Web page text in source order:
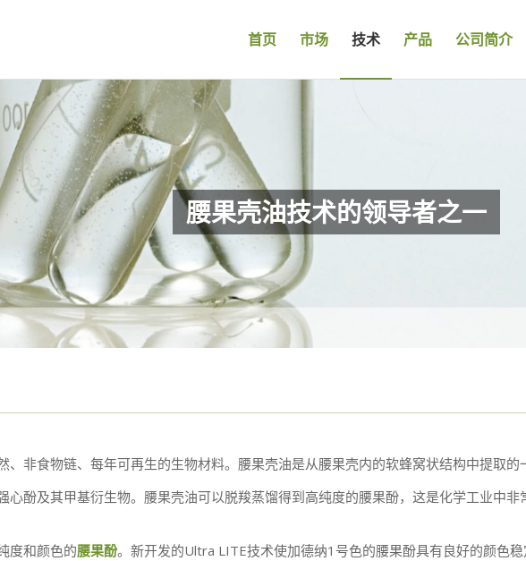
首页 市场 技术 产品 公司简介
腰果壳油技术的领导者之一
非食物链、每年可再生的生物材料。腰果壳油是从腰果壳内的软蜂窝状结构中提取的
心酚及其甲基衍生物。腰果壳油可以脱羧蒸馏得到高纯度的腰果酚，这是化学工业中
度和颜色的腰果酚。新开发的Ultra LITE技术使加德纳1号色的腰果酚具有良好的颜色稳